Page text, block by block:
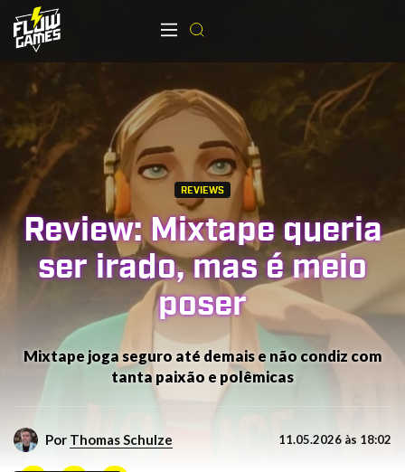
REVIEWS
Review: Mixtape queria
ser irado, mas é meio
poser
Mixtape joga seguro até demais e não condiz com
tanta paixão e polêmicas
Por Thomas Schulze 11.05.2026 às 18:02